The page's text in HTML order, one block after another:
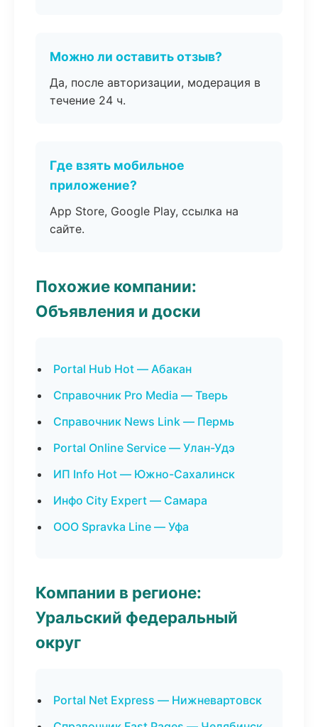
Можно ли оставить отзыв?
Да, после авторизации, модерация в
течение 24 ч.
Где взять мобильное
приложение?
App Store, Google Play, ссылка на
сайте.
Похожие компании:
Объявления и доски
Portal Hub Hot — Абакан
Справочник Pro Media — Тверь
Справочник News Link — Пермь
Portal Online Service — Улан-Удэ
ИП Info Hot — Южно-Сахалинск
Инфо City Expert — Самара
ООО Spravka Line — Уфа
Компании в регионе:
Уральский федеральный
округ
Portal Net Express — Нижневартовск